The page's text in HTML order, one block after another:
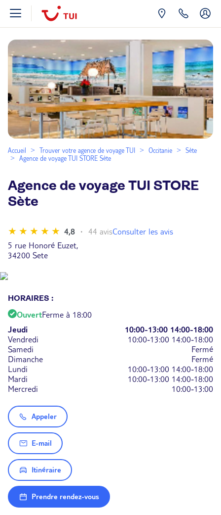
Accueil Trouver votre agence de voyage TUI Occitanie
Sète
Agence de voyage TUI STORE Sète
Agence de voyage TUI STORE
Sète
4,8 44 avisConsulter les avis
5 rue Honoré Euzet,
34200 Sete
HORAIRES :
OuvertFerme à 18:00
Jeudi
10:00-13:00 14:00-18:00
Vendredi
10:00-13:00 14:00-18:00
Samedi
Fermé
Dimanche
Fermé
Lundi
10:00-13:00 14:00-18:00
Mardi
10:00-13:00 14:00-18:00
Mercredi
10:00-13:00
Appeler
E-mail
Itinéraire
Prendre rendez-vous